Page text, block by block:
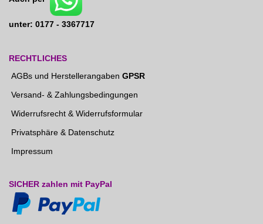
unter: 0177 - 3367717
RECHTLICHES
AGBs und Herstellerangaben GPSR
Versand- & Zahlungsbedingungen
Widerrufsrecht & Widerrufsformular
Privatsphäre & Datenschutz
Impressum
SICHER zahlen mit PayPal